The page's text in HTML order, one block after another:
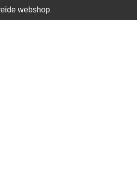
webshop